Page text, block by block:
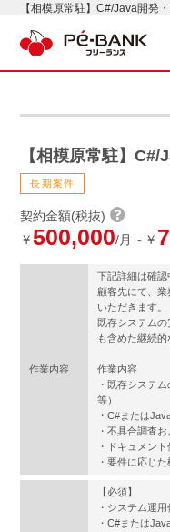
【相模原常駐】C#/Java開発
【相模原常駐】
長期案件
契約金額(税抜)
￥500,000/月～￥
作業内容
下記詳細は確認
顧客先にて、
いただきます。
既存システム
も含めた継続的
作業内容
・既存システ
等）
・C#または
・不具合調査
・ドキュメン
・要件に応じ
【必須】
・システム運
・C#または